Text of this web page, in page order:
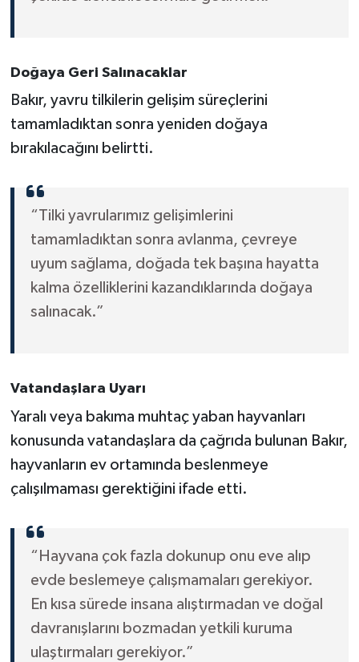
Doğaya Geri Salınacaklar
Bakır, yavru tilkilerin gelişim süreçlerini
tamamladıktan sonra yeniden doğaya
bırakılacağını belirtti.
“Tilki yavrularımız gelişimlerini
tamamladıktan sonra avlanma, çevreye
uyum sağlama, doğada tek başına hayatta
kalma özelliklerini kazandıklarında doğaya
salınacak.”
Vatandaşlara Uyarı
Yaralı veya bakıma muhtaç yaban hayvanları
konusunda vatandaşlara da çağrıda bulunan Bakır,
hayvanların ev ortamında beslenmeye
çalışılmaması gerektiğini ifade etti.
“Hayvana çok fazla dokunup onu eve alıp
evde beslemeye çalışmamaları gerekiyor.
En kısa sürede insana alıştırmadan ve doğal
davranışlarını bozmadan yetkili kuruma
ulaştırmaları gerekiyor.”